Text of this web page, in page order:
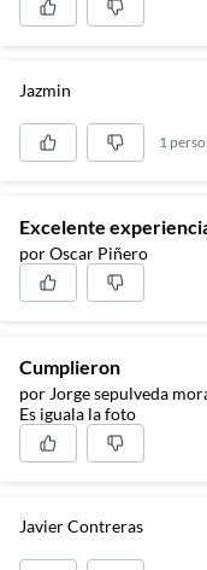
Jazmin
1
Excelente
por Oscar Piñero
Cumplieron
por Jorge sepulveda
Es iguala la foto
Javier Contreras